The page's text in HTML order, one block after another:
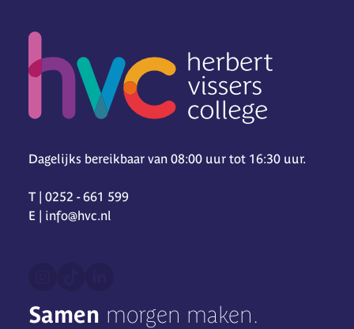
Dagelijks bereikbaar van 08:00 uur tot 16:30 uur.
T | 0252 - 661 599
E | info@hvc.nl
Samen morgen maken.